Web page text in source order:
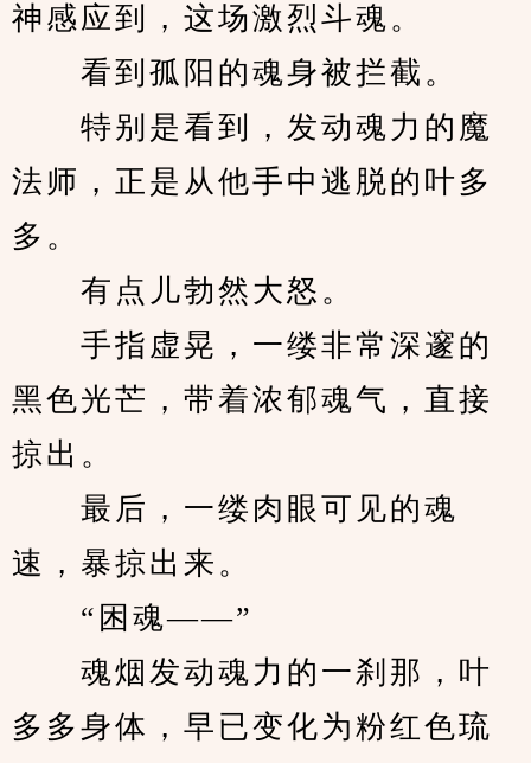
神感应到，这场激烈斗魂。
看到孤阳的魂身被拦截。
特别是看到，发动魂力的魔
法师，正是从他手中逃脱的叶多
多。
有点儿勃然大怒。
手指虚晃，一缕非常深邃的
黑色光芒，带着浓郁魂气，直接
掠出。
最后，一缕肉眼可见的魂
速，暴掠出来。
“困魂——”
魂烟发动魂力的一刹那，叶
多多身体，早已变化为粉红色琉